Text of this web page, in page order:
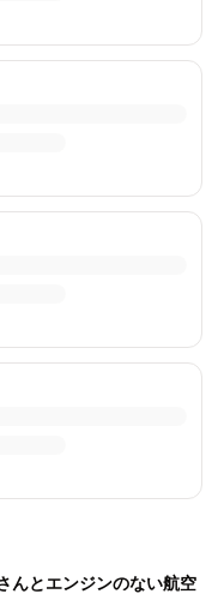
んとエンジンのない航空